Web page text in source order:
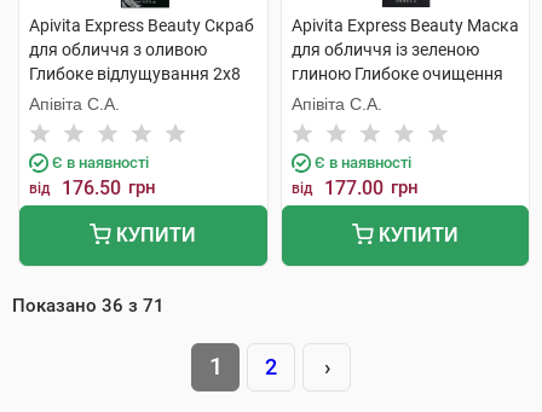
Apivita Express Beauty Скраб
для обличчя з оливою
Глибоке відлущування 2х8
мл 1 шт
Апівіта С.А.
Є в наявності
від 176.50 грн
КУПИТИ
Apivita Express Beauty Маска
для обличчя із зеленою
глиною Глибоке очищення
2х8 мл 1 шт
Апівіта С.А.
Є в наявності
від 177.00 грн
КУПИТИ
Показано 36 з 71
1 2 ›